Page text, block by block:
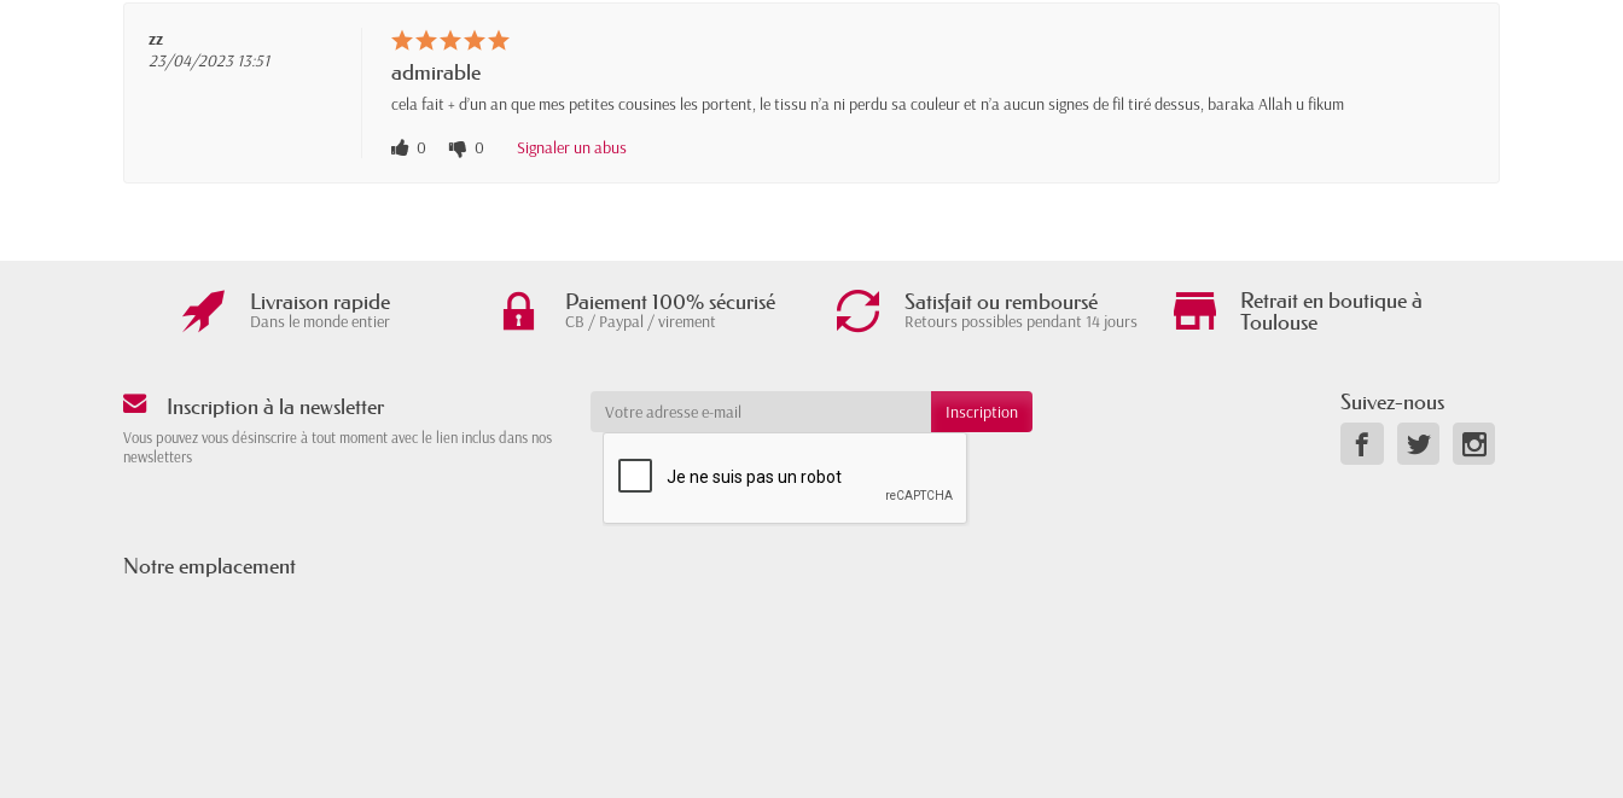
zz
23/04/2023 13:51
admirable
cela fait + d’un an que mes petites cousines les portent, le tissu n’a ni perdu sa couleur et n’a aucun signes de fil tiré dessus, baraka Allah u fikum
0
0 Signaler un abus
Livraison rapide
Dans le monde entier
Paiement 100% sécurisé
CB / Paypal / virement
Satisfait ou remboursé
Retours possibles pendant 14 jours
Retrait en boutique à
Toulouse
Inscription à la newsletter
Vous pouvez vous désinscrire à tout moment avec le lien inclus dans nos
newsletters
Suivez-nous
Notre emplacement